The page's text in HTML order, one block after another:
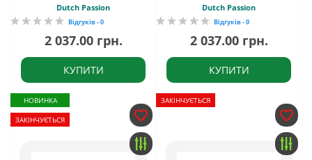
Dutch Passion
Відгуків - 0
2 037.00 грн.
КУПИТИ
Dutch Passion
Відгуків - 0
2 037.00 грн.
КУПИТИ
НОВИНКА
ЗАКІНЧУЄТЬСЯ
ЗАКІНЧУЄТЬСЯ